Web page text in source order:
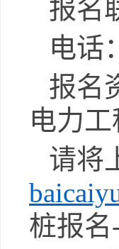
报名
电话：
报名
电力
请将
桩报名